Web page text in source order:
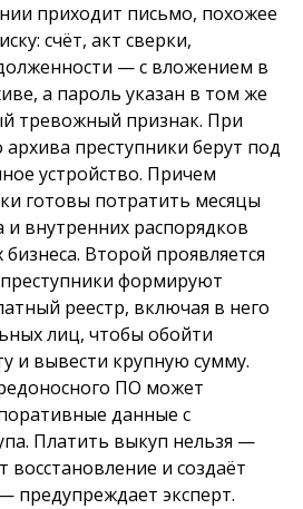
приходит письмо, похожее
счёт, акт сверки,
— с вложением в
а пароль указан в том же
тревожный признак. При
преступники берут под
устройство. Причем
готовы потратить месяцы
и внутренних распорядков
Второй проявляется
формируют
реестр, включая в него
лиц, чтобы обойти
и вывести крупную сумму.
ПО может
данные с
Платить выкуп нельзя —
восстановление и создаёт
предупреждает эксперт.